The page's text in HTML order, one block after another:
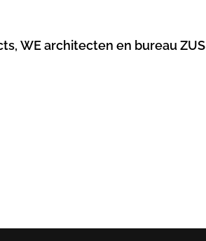
WE architecten en bureau ZUS